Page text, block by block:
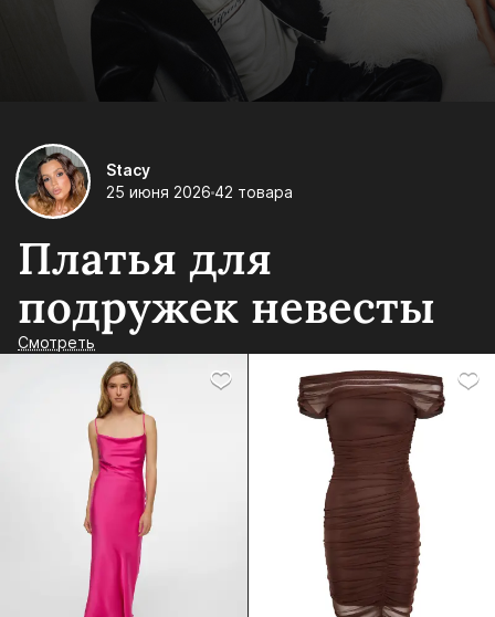
Stacy
25 июня 2026 42 товара
Платья для
подружек невесты
Смотреть